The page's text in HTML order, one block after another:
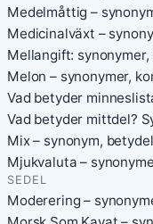
Medelmåttig –
Medicinalväxt –
Mellangift:
Melon – synonymer,
Vad betyder
Vad betyder mittdel?
Mix – synonym,
Mjukvaluta –
SEDEL
Moderering –